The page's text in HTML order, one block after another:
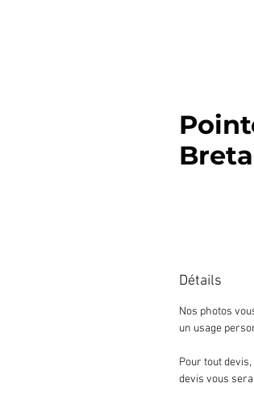
Détails
Nos photos
un usage
Pour tout
devis vous